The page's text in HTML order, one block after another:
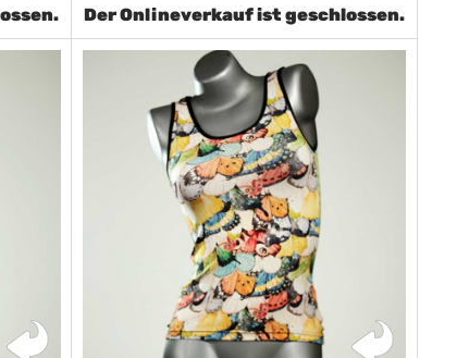
Der Onlineverkauf ist geschlossen.